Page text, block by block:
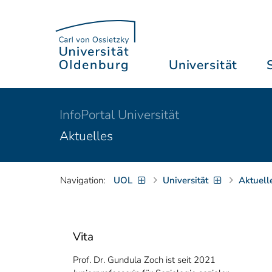
Universität
InfoPortal Universität
Aktuelles
Navigation: UOL Universität
Vita
Prof. Dr. Gundula Zoch ist seit 2021